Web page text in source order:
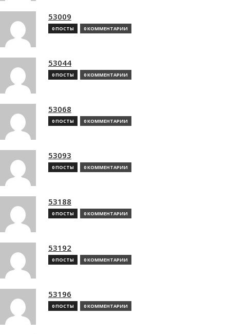
53009
0 ПОСТЫ 0 КОММЕНТАРИИ
53044
0 ПОСТЫ 0 КОММЕНТАРИИ
53068
0 ПОСТЫ 0 КОММЕНТАРИИ
53093
0 ПОСТЫ 0 КОММЕНТАРИИ
53188
0 ПОСТЫ 0 КОММЕНТАРИИ
53192
0 ПОСТЫ 0 КОММЕНТАРИИ
53196
0 ПОСТЫ 0 КОММЕНТАРИИ